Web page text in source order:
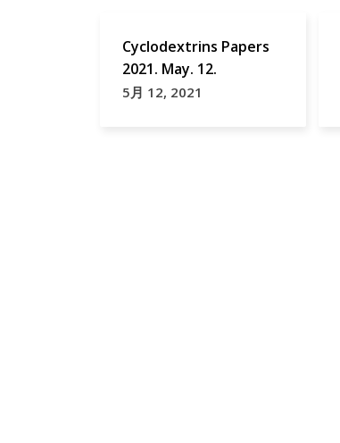
Cyclodextrins Papers
2021. May. 12.
5月 12, 2021